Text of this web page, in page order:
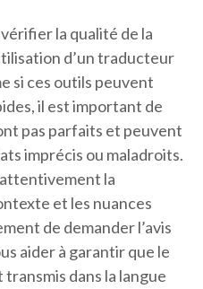
la qualité de la
d’un traducteur
si ces outils peuvent
il est important de
pas parfaits et peuvent
imprécis ou maladroits.
la
et les nuances
de demander l’avis
aider à garantir que le
dans la langue